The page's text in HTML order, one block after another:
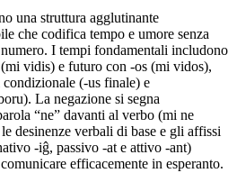
una struttura agglutinante
che codifica tempo e umore senza
I tempi fondamentali includono
vidis) e futuro con -os (mi vidos),
(-us finale) e
La negazione si segna
“ne” davanti al verbo (mi ne
desinenze verbali di base e gli affissi
-iĝ, passivo -at e attivo -ant)
efficacemente in esperanto.